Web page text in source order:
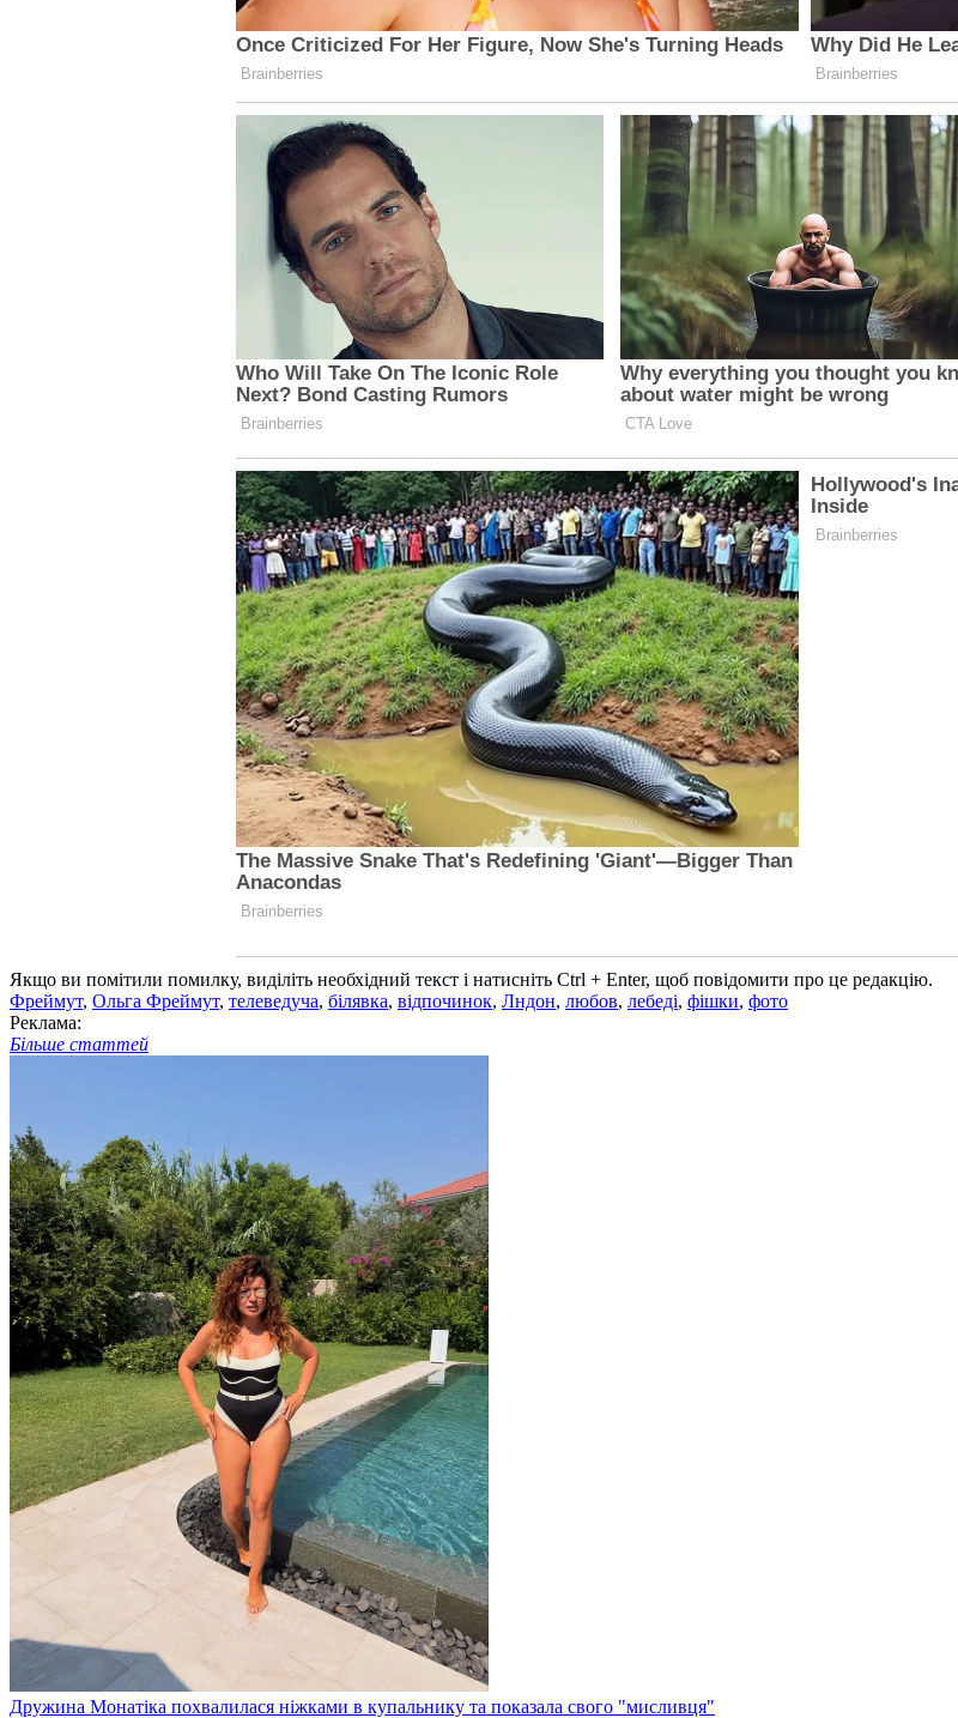
Якщо ви помітили помилку, виділіть необхідний текст і натисніть Ctrl + Enter, щоб повідомити про це редакцію.
Фреймут, Ольга Фреймут, телеведуча, білявка, відпочинок, Лндон, любов, лебеді, фішки, фото
Реклама:
Більше статтей
Дружина Монатіка похвалилася ніжками в купальнику та показала свого "мисливця"